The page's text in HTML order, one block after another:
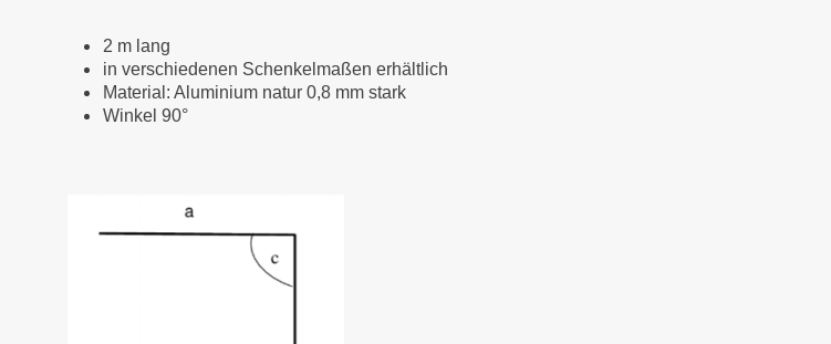
2 m lang
in verschiedenen Schenkelmaßen erhältlich
Material: Aluminium natur 0,8 mm stark
Winkel 90°